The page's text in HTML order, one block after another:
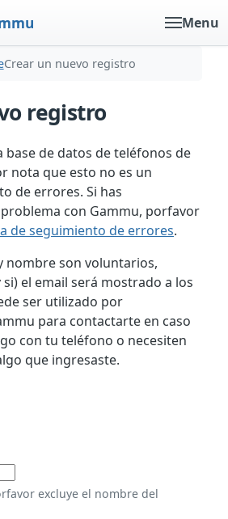
Menu
Crear un nuevo registro
registro
base de datos de teléfonos de
nota que esto no es un
de errores. Si has
con Gammu, porfavor
de seguimiento de errores.
nombre son voluntarios,
el email será mostrado a los
ser utilizado por
para contactarte en caso
con tu teléfono o necesiten
que ingresaste.
excluye el nombre del